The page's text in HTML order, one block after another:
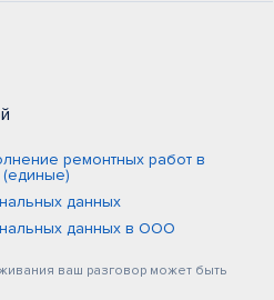
ремонтных работ в
(единые)
данных
данных в ООО
ваш разговор может быть